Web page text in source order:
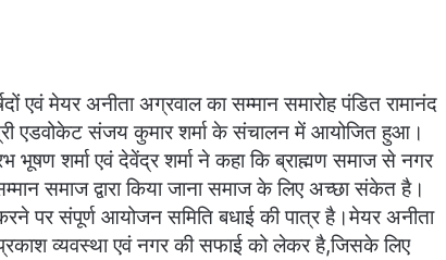
एवं मेयर अनीता अग्रवाल का सम्मान समारोह पंडित रामानंद
एडवोकेट संजय कुमार शर्मा के संचालन में आयोजित हुआ।
भूषण शर्मा एवं देवेंद्र शर्मा ने कहा कि ब्राह्मण समाज से नगर
समाज द्वारा किया जाना समाज के लिए अच्छा संकेत है।
पर संपूर्ण आयोजन समिति बधाई की पात्र है।मेयर अनीता
व्यवस्था एवं नगर की सफाई को लेकर है,जिसके लिए